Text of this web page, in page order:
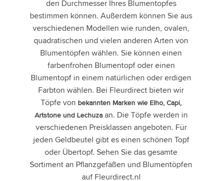
den Durchmesser Ihres Blumentopfes
bestimmen können. Außerdem können Sie aus
verschiedenen Modellen wie runden, ovalen,
quadratischen und vielen anderen Arten von
Blumentöpfen wählen. Sie können einen
farbenfrohen Blumentopf oder einen
Blumentopf in einem natürlichen oder erdigen
Farbton wählen. Bei Fleurdirect bieten wir
Töpfe von bekannten Marken wie Elho, Capi,
Artstone und Lechuzaan. Die Töpfe werden in
verschiedenen Preisklassen angeboten. Für
jeden Geldbeutel gibt es einen schönen Topf
oder Übertopf. Sehen Sie das gesamte
Sortiment an Pflanzgefäßen und Blumentöpfen
auf Fleurdirect.nl